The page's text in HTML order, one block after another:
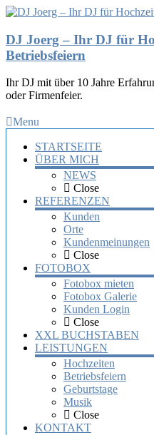
DJ Joerg – Ihr DJ für
Betriebsfeiern
Ihr DJ mit über 10 Jahre
oder Firmenfeier.
Menu
STARTSEITE
ÜBER MICH
NEWS
Close
REFERENZEN
Kunden
Orte
Kundenmeinungen
Close
FOTOBOX
Fotobox mieten
Fotobox Galerie
Kunden Login
Close
XXL BUCHSTABEN
LEISTUNGEN
Hochzeiten
Betriebsfeiern
Geburtstage
Musik
Close
KONTAKT